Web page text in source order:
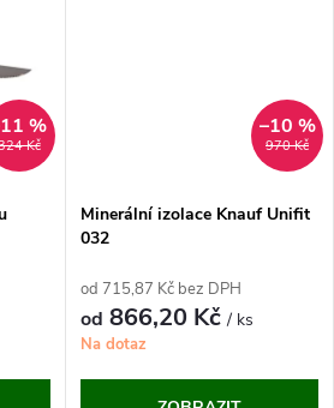
Kč
%
970 Kč
–10 %
Minerální izolace Knauf Unifit
032
od 715,87 Kč bez DPH
od 866,20 Kč/ ks
Na dotaz